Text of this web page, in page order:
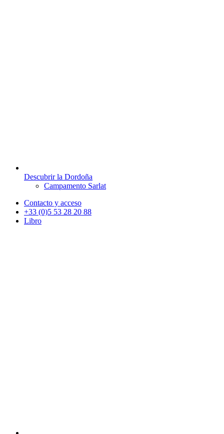
Descubrir la Dordoña
Campamento Sarlat
Contacto y acceso
+33 (0)5 53 28 20 88
Libro